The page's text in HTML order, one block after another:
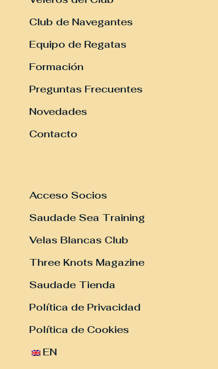
Club de Navegantes
Equipo de Regatas
Formación
Preguntas Frecuentes
Novedades
Contacto
Acceso Socios
Saudade Sea Training
Velas Blancas Club
Three Knots Magazine
Saudade Tienda
Política de Privacidad
Política de Cookies
EN